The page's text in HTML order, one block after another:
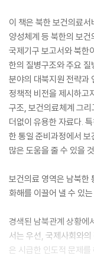
이 책은 북한 보건의료
양성체계 등 북한의 보
국제기구 보고서와 북한
한의 질병구조와 주요
분야의 대북지원 전략과
정책적 비전을 제시하고
구조, 보건의료체계 그
더없이 유용한 자료다.
한 통일 준비과정에서
많은 도움을 줄 수 있을
보건의료 영역은 남북한
화해를 이끌어 낼 수 있
경색된 남북관계 상황에
서는 우선, 국제사회와
은 시급한 인도적 문제